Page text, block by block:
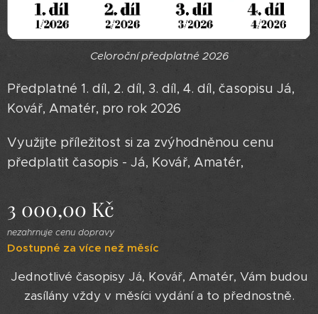
Celoroční předplatné 2026
Předplatné 1. díl, 2. díl, 3. díl, 4. díl, časopisu Já,
Kovář, Amatér, pro rok 2026
Využijte příležitost si za zvýhodněnou cenu
předplatit časopis - Já, Kovář, Amatér,
3 000,00 Kč
nezahrnuje cenu dopravy
Dostupné za více než měsíc
Jednotlivé časopisy Já, Kovář, Amatér, Vám budou
zasílány vždy v měsíci vydání a to přednostně.